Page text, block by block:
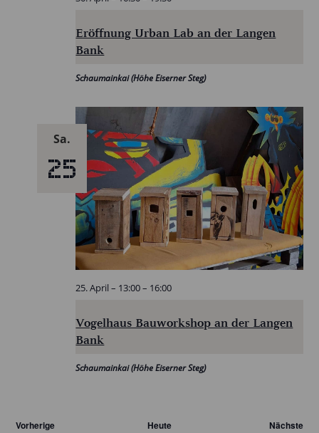
Eröffnung Urban Lab an der Langen
Bank
Schaumainkai (Höhe Eiserner Steg)
Sa.
25
Vogelhaus Bauworkshop an der Langen
Bank
25. April – 13:00– 16:00
Schaumainkai (Höhe Eiserner Steg)
Vorherige
Heute Nächste